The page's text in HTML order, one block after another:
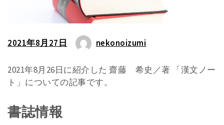
2021年8月27日 nekonoizumi
2021年8月26日に紹介した 齋藤 希史／著 「漢文ノー
ト」についての記事です。
書誌情報